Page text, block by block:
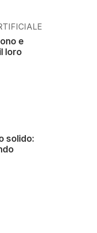
e
loro
solido: